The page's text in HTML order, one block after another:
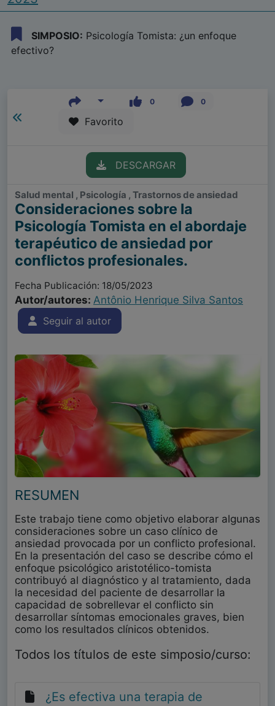
SIMPOSIO: Psicología Tomista: ¿un enfoque
efectivo?
0 0
Favorito
DESCARGAR
Salud mental , Psicología , Trastornos de ansiedad
Consideraciones sobre la
Psicología Tomista en el abordaje
terapéutico de ansiedad por
conflictos profesionales.
Fecha Publicación: 18/05/2023
Autor/autores: Antônio Henrique Silva Santos
Seguir al autor
RESUMEN
Este trabajo tiene como objetivo elaborar algunas
consideraciones sobre un caso clínico de
ansiedad provocada por un conflicto profesional.
En la presentación del caso se describe cómo el
enfoque psicológico aristotélico-tomista
contribuyó al diagnóstico y al tratamiento, dada
la necesidad del paciente de desarrollar la
capacidad de sobrellevar el conflicto sin
desarrollar síntomas emocionales graves, bien
como los resultados clínicos obtenidos.
Todos los títulos de este simposio/curso:
¿Es efectiva una terapia de